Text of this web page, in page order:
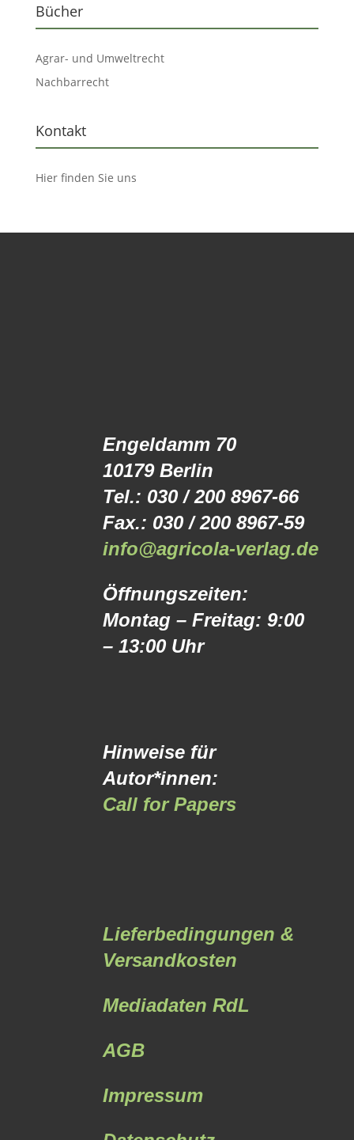
Bücher
Agrar- und Umweltrecht
Nachbarrecht
Kontakt
Hier finden Sie uns
Engeldamm 70
10179 Berlin
Tel.: 030 / 200 8967-66
Fax.: 030 / 200 8967-59
info@agricola-verlag.de
Öffnungszeiten:
Montag – Freitag: 9:00
– 13:00 Uhr
Hinweise für
Autor*innen:
Call for Papers
Lieferbedingungen &
Versandkosten
Mediadaten RdL
AGB
Impressum